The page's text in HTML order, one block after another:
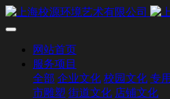
网站首页
服务项目
全部 企业文化 校园文化 专
市雕塑 街道文化 店铺文化